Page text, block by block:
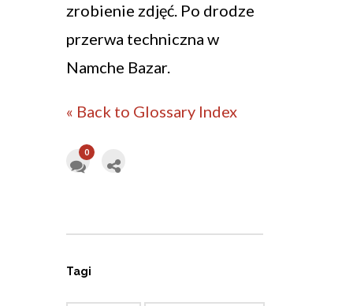
zrobienie zdjęć. Po drodze
przerwa techniczna w
Namche Bazar.
« Back to Glossary Index
0
Tagi